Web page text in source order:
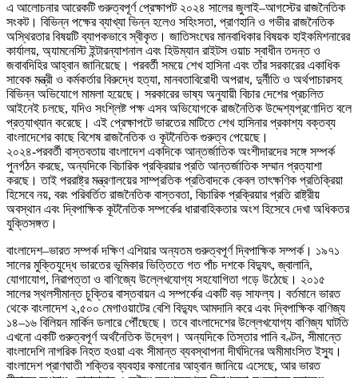
এ আলোচনার আরেকটি গুরুত্বপূর্ণ প্রেক্ষাপট ২০২৪ সালের জুলাই–আগস্টের রাজনৈতিক
সংকট। বিভিন্ন পক্ষের ব্যাখ্যা ভিন্ন হলেও সহিংসতা, প্রাণহানি ও গভীর রাজনৈতিক
অস্থিরতার বিষয়টি ব্যাপকভাবে স্বীকৃত। জাতিসংঘের মানবাধিকার বিষয়ক হাইকমিশনারের
কার্যালয়, অ্যামনেস্টি ইন্টারন্যাশনাল এবং হিউম্যান রাইটস ওয়াচ স্বাধীন তদন্ত ও
জবাবদিহির আহ্বান জানিয়েছে। পরবর্তী সময়ে শেখ হাসিনা এবং তাঁর সরকারের একাধিক
সাবেক মন্ত্রী ও কর্মকর্তার বিরুদ্ধে হত্যা, মানবতাবিরোধী অপরাধ, দুর্নীতি ও অর্থপাচারসহ
বিভিন্ন অভিযোগে মামলা হয়েছে। সরকারের ভাষ্য অনুযায়ী বিচার দেশের প্রচলিত
আইনেই চলছে, যদিও সংশ্লিষ্ট পক্ষ এসব অভিযোগকে রাজনৈতিক উদ্দেশ্যপ্রণোদিত বলে
প্রত্যাখ্যান করেছে। এই প্রেক্ষাপটে ভারতের মাটিতে শেখ হাসিনার প্রকাশ্য বক্তব্য
বাংলাদেশের কাছে বিশেষ রাজনৈতিক ও কূটনৈতিক গুরুত্ব পেয়েছে।
২০২৪-পরবর্তী বাস্তবতায় বাংলাদেশ একদিকে আন্তর্জাতিক অংশীদারদের সঙ্গে সম্পর্ক
পুনর্গঠন করছে, অন্যদিকে বিচারিক প্রক্রিয়ার প্রতি আন্তর্জাতিক সম্মান প্রত্যাশা
করছে। তাই পররাষ্ট্র মন্ত্রণালয়ের সাম্প্রতিক প্রতিবাদকে কেবল তাৎক্ষণিক প্রতিক্রিয়া
হিসেবে নয়, বরং পরিবর্তিত রাজনৈতিক বাস্তবতা, বিচারিক প্রক্রিয়ার প্রতি রাষ্ট্রীয়
অবস্থান এবং দ্বিপাক্ষিক কূটনৈতিক সম্পর্কের ধারাবাহিকতার অংশ হিসেবে দেখা অধিকতর
যুক্তিসঙ্গত।
বাংলাদেশ–ভারত সম্পর্ক দক্ষিণ এশিয়ার অন্যতম গুরুত্বপূর্ণ দ্বিপাক্ষিক সম্পর্ক। ১৯৭১
সালের মুক্তিযুদ্ধে ভারতের ভূমিকার ভিত্তিতে গত পাঁচ দশকে বিদ্যুৎ, জ্বালানি,
যোগাযোগ, নিরাপত্তা ও বাণিজ্যে উল্লেখযোগ্য সহযোগিতা গড়ে উঠেছে। ২০১৫
সালের স্থলসীমান্ত চুক্তির বাস্তবায়ন এ সম্পর্কের একটি বড় সাফল্য। বর্তমানে ভারত
থেকে বাংলাদেশ ২,৫০০ মেগাওয়াটের বেশি বিদ্যুৎ আমদানি করে এবং দ্বিপাক্ষিক বাণিজ্য
১৪–১৬ বিলিয়ন মার্কিন ডলারে পৌঁছেছে। তবে বাংলাদেশের উল্লেখযোগ্য বাণিজ্য ঘাটতি
এখনো একটি গুরুত্বপূর্ণ অর্থনৈতিক উদ্বেগ। অন্যদিকে তিস্তার পানি বণ্টন, সীমান্তে
বাংলাদেশি নাগরিক নিহত হওয়া এবং সীমান্ত ব্যবস্থাপনা দীর্ঘদিনের অমীমাংসিত ইস্যু।
বাংলাদেশ প্রাণঘাতী শক্তির ব্যবহার কমানোর আহ্বান জানিয়ে এসেছে, আর ভারত